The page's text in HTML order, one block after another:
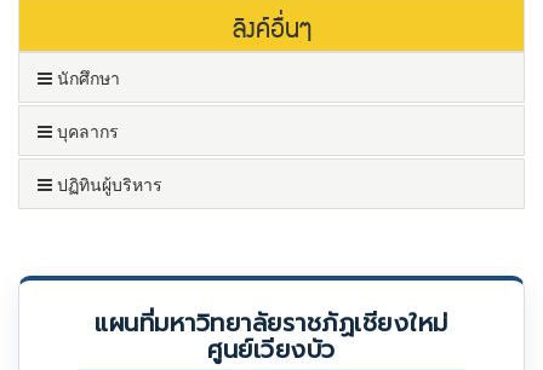
ลิงค์อื่นๆ
นักศึกษา
บุคลากร
ปฏิทินผู้บริหาร
แผนที่มหาวิทยาลัยราชภัฏเชียงใหม่
ศูนย์เวียงบัว